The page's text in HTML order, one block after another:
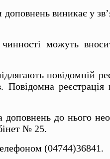
виникає у
можуть
повідомній
Повідомна
до нього
№ 25.
(04744)36841.